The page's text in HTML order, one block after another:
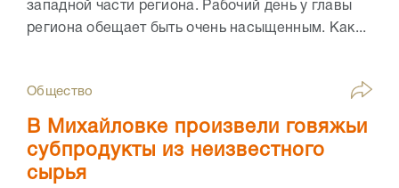
западной части региона. Рабочий день у главы
региона обещает быть очень насыщенным. Как...
Общество
В Михайловке произвели говяжьи
субпродукты из неизвестного
сырья